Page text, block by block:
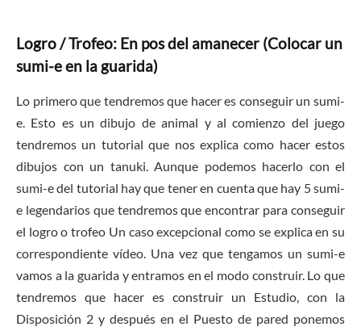
Logro / Trofeo: En pos del amanecer (Colocar un
sumi-e en la guarida)
Lo primero que tendremos que hacer es conseguir un sumi-
e. Esto es un dibujo de animal y al comienzo del juego
tendremos un tutorial que nos explica como hacer estos
dibujos con un tanuki. Aunque podemos hacerlo con el
sumi-e del tutorial hay que tener en cuenta que hay 5 sumi-
e legendarios que tendremos que encontrar para conseguir
el logro o trofeo Un caso excepcional como se explica en su
correspondiente vídeo. Una vez que tengamos un sumi-e
vamos a la guarida y entramos en el modo construir. Lo que
tendremos que hacer es construir un Estudio, con la
Disposición 2 y después en el Puesto de pared ponemos